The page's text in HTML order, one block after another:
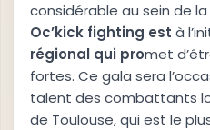
considérable au sein de
Oc’kick fighting est à
régional qui promet
fortes. Ce gala sera
talent des combattants
de Toulouse, qui est le